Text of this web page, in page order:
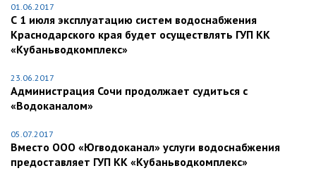
01.06.2017
С 1 июля эксплуатацию систем водоснабжения
Краснодарского края будет осуществлять ГУП КК
«Кубаньводкомплекс»
23.06.2017
Администрация Сочи продолжает судиться с
«Водоканалом»
05.07.2017
Вместо ООО «Югводоканал» услуги водоснабжения
предоставляет ГУП КК «Кубаньводкомплекс»